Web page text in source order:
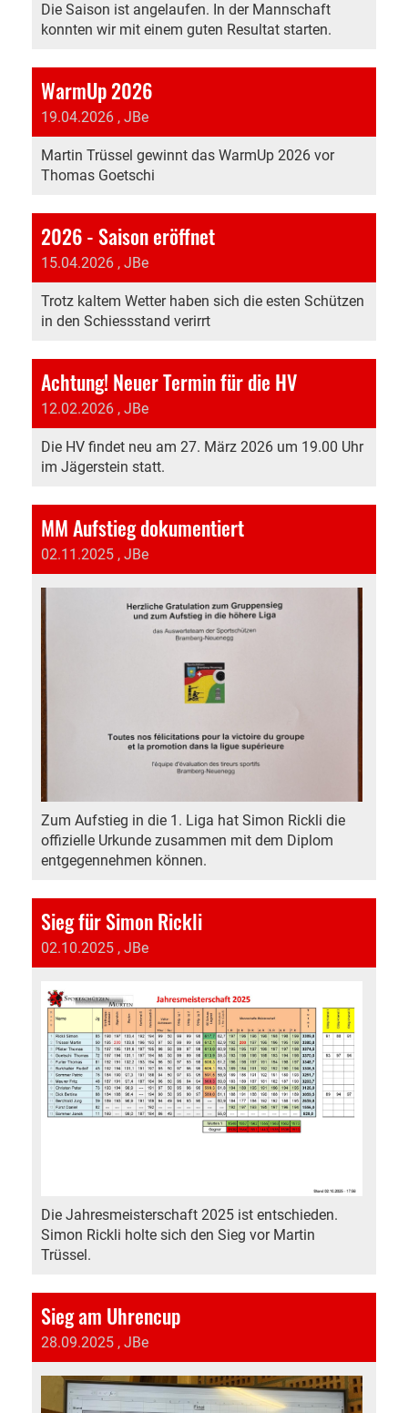
Die Saison ist angelaufen. In der Mannschaft
konnten wir mit einem guten Resultat starten.
WarmUp 2026
19.04.2026 , JBe
Martin Trüssel gewinnt das WarmUp 2026 vor
Thomas Goetschi
2026 - Saison eröffnet
15.04.2026 , JBe
Trotz kaltem Wetter haben sich die esten Schützen
in den Schiessstand verirrt
Achtung! Neuer Termin für die HV
12.02.2026 , JBe
Die HV findet neu am 27. März 2026 um 19.00 Uhr
im Jägerstein statt.
MM Aufstieg dokumentiert
02.11.2025 , JBe
Zum Aufstieg in die 1. Liga hat Simon Rickli die
offizielle Urkunde zusammen mit dem Diplom
entgegennehmen können.
Sieg für Simon Rickli
02.10.2025 , JBe
Die Jahresmeisterschaft 2025 ist entschieden.
Simon Rickli holte sich den Sieg vor Martin
Trüssel.
Sieg am Uhrencup
28.09.2025 , JBe